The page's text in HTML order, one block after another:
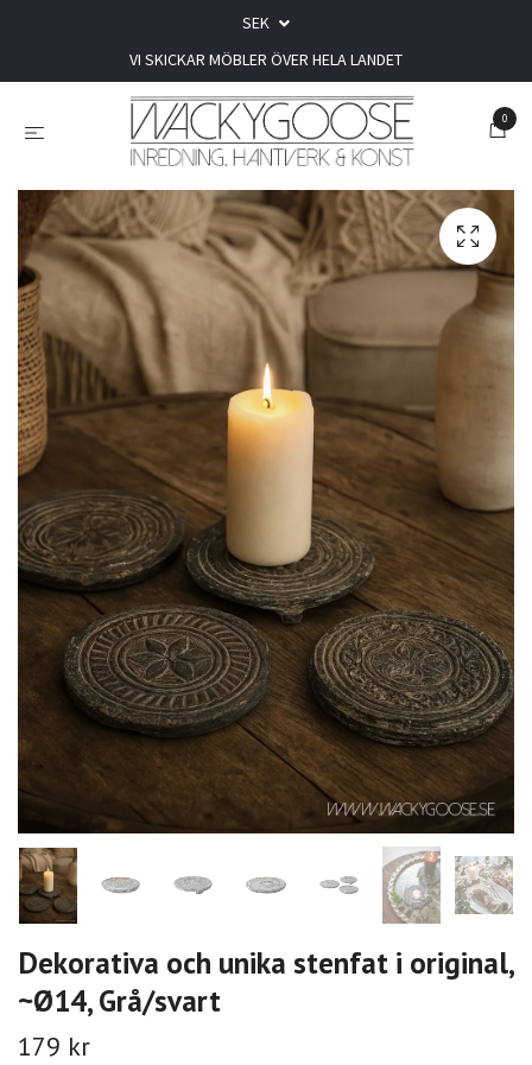
SEK
VI SKICKAR MÖBLER ÖVER HELA LANDET
0
Dekorativa och unika stenfat i original,
~Ø14, Grå/svart
179 kr